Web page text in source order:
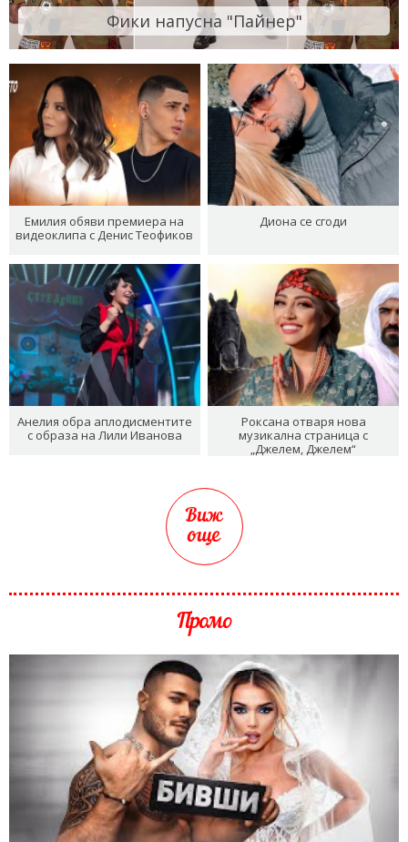
Фики напусна "Пайнер"
Емилия обяви премиера на
видеоклипа с Денис Теофиков
Диона се сгоди
Анелия обра аплодисментите
с образа на Лили Иванова
Роксана отваря нова
музикална страница с
„Джелем, Джелем“
Виж
още
Промо